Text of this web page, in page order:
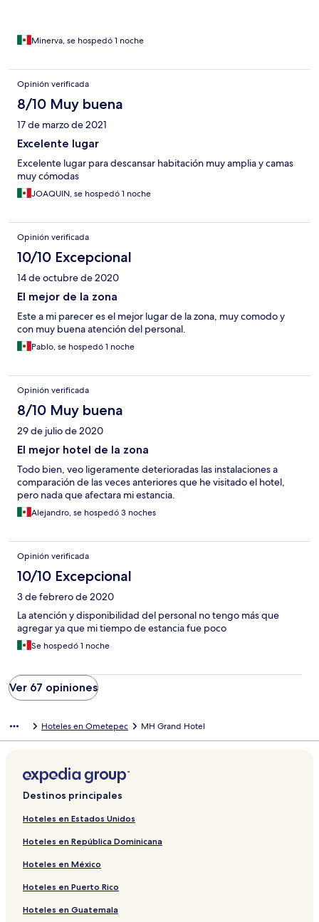
Minerva, se hospedó 1 noche
Opinión verificada
8/10 Muy buena
17 de marzo de 2021
Excelente lugar
Excelente lugar para descansar habitación muy amplia y camas
muy cómodas
JOAQUIN, se hospedó 1 noche
Opinión verificada
10/10 Excepcional
14 de octubre de 2020
El mejor de la zona
Este a mi parecer es el mejor lugar de la zona, muy comodo y
con muy buena atención del personal.
Pablo, se hospedó 1 noche
Opinión verificada
8/10 Muy buena
29 de julio de 2020
El mejor hotel de la zona
Todo bien, veo ligeramente deterioradas las instalaciones a
comparación de las veces anteriores que he visitado el hotel,
pero nada que afectara mi estancia.
Alejandro, se hospedó 3 noches
Opinión verificada
10/10 Excepcional
3 de febrero de 2020
La atención y disponibilidad del personal no tengo más que
agregar ya que mi tiempo de estancia fue poco
Se hospedó 1 noche
Ver 67 opiniones
Hoteles en Ometepec MH Grand Hotel
Destinos principales
Hoteles en Estados Unidos
Hoteles en República Dominicana
Hoteles en México
Hoteles en Puerto Rico
Hoteles en Guatemala